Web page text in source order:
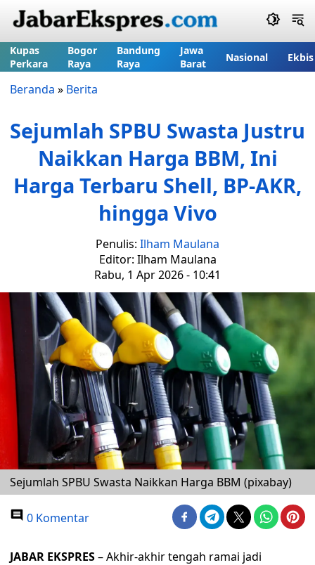
Kupas
Perkara
Bogor
Raya
Bandung
Raya
Jawa
Barat
Nasional Ekbis
Beranda » Berita
Sejumlah SPBU Swasta Justru
Naikkan Harga BBM, Ini
Harga Terbaru Shell, BP-AKR,
hingga Vivo
Penulis: Ilham Maulana
Editor: Ilham Maulana
Rabu, 1 Apr 2026 - 10:41
Sejumlah SPBU Swasta Naikkan Harga BBM (pixabay)
0 Komentar
JABAR EKSPRES– Akhir-akhir tengah ramai jadi